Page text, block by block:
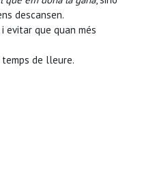
descansen.
que quan més
de lleure.